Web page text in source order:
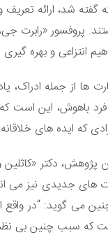
گفته شد، ارائه
پروفسور «رابرت
انتزاعی و بهره
ها از جمله
باهوش، این است
که ایده های
پژوهش، دکتر
های جدیدی نیز می
می گوید: “در
که سبب چنین بی